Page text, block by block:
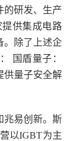
的研发、生产
供集成电路
。除了上述企
国盾量子：
供量子安全解
兆易创新。斯
以IGBT为主